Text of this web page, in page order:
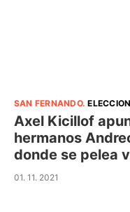
SAN FERNANDO.
Axel Kicillof
hermanos
donde se pelea
01. 11. 2021